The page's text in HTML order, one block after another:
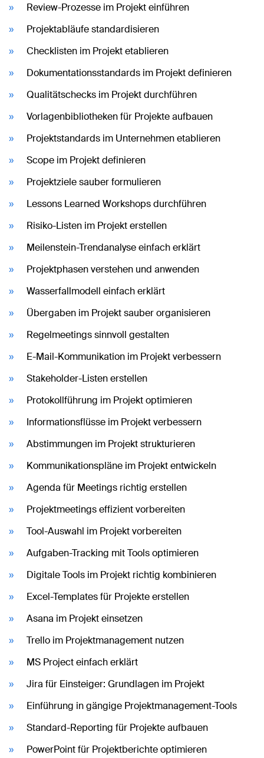
Review-Prozesse im Projekt einführen
Projektabläufe standardisieren
Checklisten im Projekt etablieren
Dokumentationsstandards im Projekt definieren
Qualitätschecks im Projekt durchführen
Vorlagenbibliotheken für Projekte aufbauen
Projektstandards im Unternehmen etablieren
Scope im Projekt definieren
Projektziele sauber formulieren
Lessons Learned Workshops durchführen
Risiko-Listen im Projekt erstellen
Meilenstein-Trendanalyse einfach erklärt
Projektphasen verstehen und anwenden
Wasserfallmodell einfach erklärt
Übergaben im Projekt sauber organisieren
Regelmeetings sinnvoll gestalten
E-Mail-Kommunikation im Projekt verbessern
Stakeholder-Listen erstellen
Protokollführung im Projekt optimieren
Informationsflüsse im Projekt verbessern
Abstimmungen im Projekt strukturieren
Kommunikationspläne im Projekt entwickeln
Agenda für Meetings richtig erstellen
Projektmeetings effizient vorbereiten
Tool-Auswahl im Projekt vorbereiten
Aufgaben-Tracking mit Tools optimieren
Digitale Tools im Projekt richtig kombinieren
Excel-Templates für Projekte erstellen
Asana im Projekt einsetzen
Trello im Projektmanagement nutzen
MS Project einfach erklärt
Jira für Einsteiger: Grundlagen im Projekt
Einführung in gängige Projektmanagement-Tools
Standard-Reporting für Projekte aufbauen
PowerPoint für Projektberichte optimieren